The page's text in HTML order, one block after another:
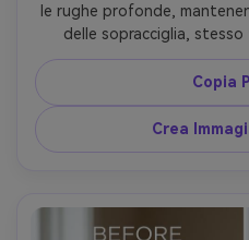
le rughe profonde,
delle sopracciglia,
espressione; preserva la
(niente effetto plastica),
dello sfondo,
Copia
Crea